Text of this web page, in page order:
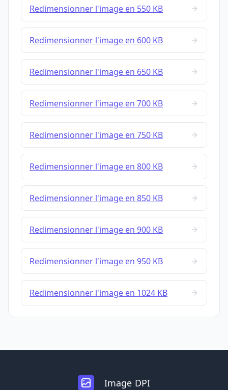
Redimensionner l'image en 550 KB
Redimensionner l'image en 600 KB
Redimensionner l'image en 650 KB
Redimensionner l'image en 700 KB
Redimensionner l'image en 750 KB
Redimensionner l'image en 800 KB
Redimensionner l'image en 850 KB
Redimensionner l'image en 900 KB
Redimensionner l'image en 950 KB
Redimensionner l'image en 1024 KB
Image DPI